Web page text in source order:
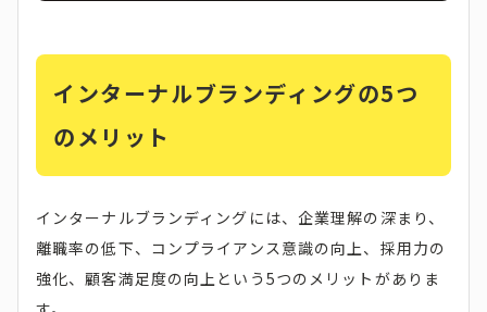
インターナルブランディングの5つ
のメリット
インターナルブランディングには、企業理解の深まり、
離職率の低下、コンプライアンス意識の向上、採用力の
強化、顧客満足度の向上という5つのメリットがありま